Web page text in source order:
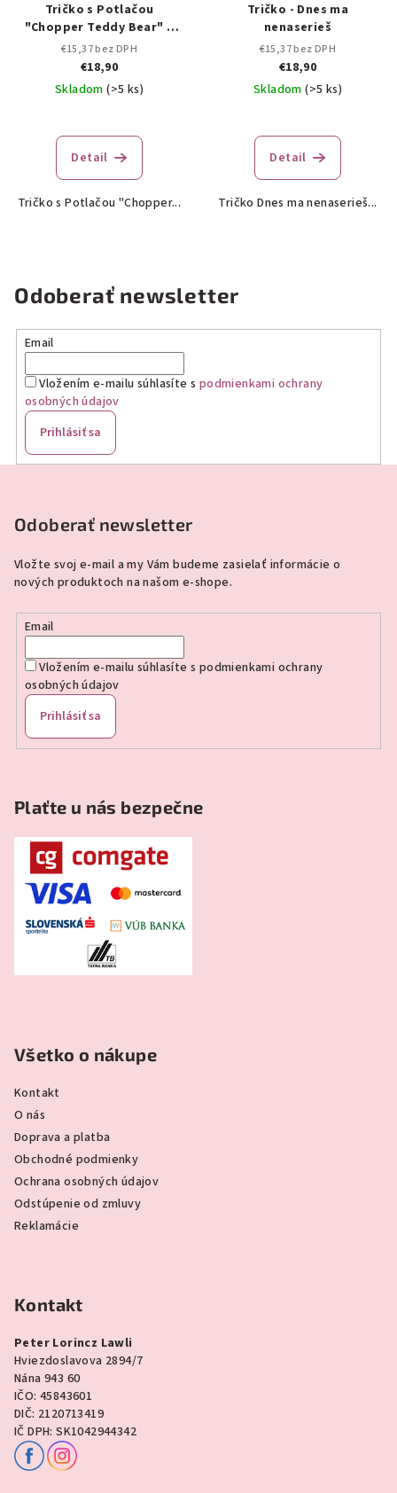
Tričko s Potlačou
"Chopper Teddy Bear" –
Lawli
€15,37 bez DPH
€18,90
Skladom(>5 ks)
Detail
Tričko s Potlačou "Chopper...
Tričko - Dnes ma
nenaserieš
€15,37 bez DPH
€18,90
Skladom(>5 ks)
Detail
Tričko Dnes ma nenaserieš...
Odoberať newsletter
Email
Vložením e-mailu súhlasíte s podmienkami ochrany
osobných údajov
Prihlásiť sa
Odoberať newsletter
Vložte svoj e-mail a my Vám budeme zasielať informácie o
nových produktoch na našom e-shope.
Email
Vložením e-mailu súhlasíte s podmienkami ochrany
osobných údajov
Prihlásiť sa
Plaťte u nás bezpečne
Všetko o nákupe
Kontakt
O nás
Doprava a platba
Obchodné podmienky
Ochrana osobných údajov
Odstúpenie od zmluvy
Reklamácie
Kontakt
Peter Lorincz Lawli
Hviezdoslavova 2894/7
Nána 943 60
IČO: 45843601
DIČ: 2120713419
IČ DPH: SK1042944342